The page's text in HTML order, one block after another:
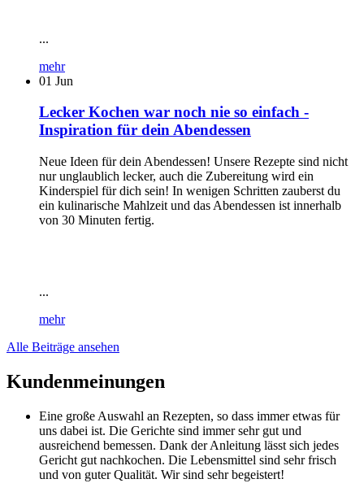
...
mehr
01 Jun
Lecker Kochen war noch nie so einfach -
Inspiration für dein Abendessen
Neue Ideen für dein Abendessen! Unsere Rezepte sind nicht
nur unglaublich lecker, auch die Zubereitung wird ein
Kinderspiel für dich sein! In wenigen Schritten zauberst du
ein kulinarische Mahlzeit und das Abendessen ist innerhalb
von 30 Minuten fertig.
...
mehr
Alle Beiträge ansehen
Kundenmeinungen
Eine große Auswahl an Rezepten, so dass immer etwas für
uns dabei ist. Die Gerichte sind immer sehr gut und
ausreichend bemessen. Dank der Anleitung lässt sich jedes
Gericht gut nachkochen. Die Lebensmittel sind sehr frisch
und von guter Qualität. Wir sind sehr begeistert!